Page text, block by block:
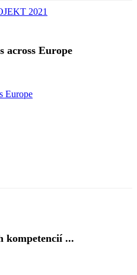
2021
across Europe
Europe
kompetencií ...